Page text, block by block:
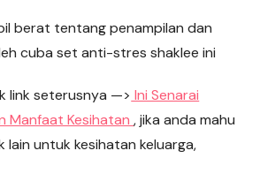
berat tentang penampilan dan
cuba set anti-stres shaklee ini
link seterusnya —> Ini Senarai
Manfaat Kesihatan, jika anda mahu
lain untuk kesihatan keluarga,